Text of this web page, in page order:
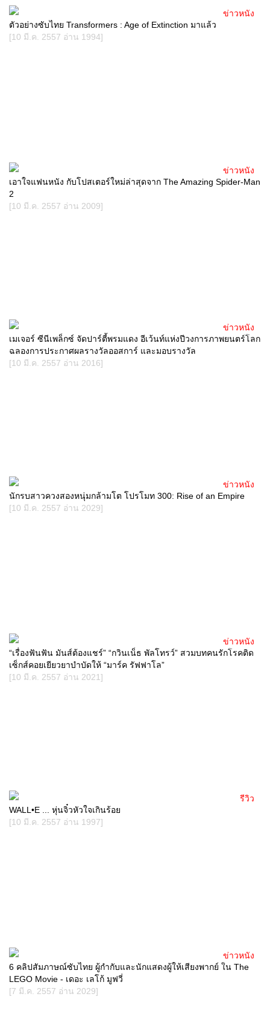
ตัวอย่างซับไทย Transformers : Age of Extinction มาแล้ว
[10 มี.ค. 2557 อ่าน 1994]
ข่าวหนัง
เอาใจแฟนหนัง กับโปสเตอร์ใหม่ล่าสุดจาก The Amazing Spider-Man
2
[10 มี.ค. 2557 อ่าน 2009]
ข่าวหนัง
เมเจอร์ ซีนีเพล็กซ์ จัดปาร์ตี้พรมแดง อีเว้นท์แห่งปีวงการภาพยนตร์โลก
ฉลองการประกาศผลรางวัลออสการ์ และมอบรางวัล
[10 มี.ค. 2557 อ่าน 2016]
ข่าวหนัง
นักรบสาวควงสองหนุ่มกล้ามโต โปรโมท 300: Rise of an Empire
[10 มี.ค. 2557 อ่าน 2029]
ข่าวหนัง
“เรื่องฟันฟัน มันส์ต้องแชร์” “กวินเน็ธ พัลโทรว์” สวมบทคนรักโรคติด
เซ็กส์คอยเยียวยาบำบัดให้ “มาร์ค รัฟฟาโล”
[10 มี.ค. 2557 อ่าน 2021]
ข่าวหนัง
WALL•E ... หุ่นจิ๋วหัวใจเกินร้อย
[10 มี.ค. 2557 อ่าน 1997]
รีวิว
6 คลิปสัมภาษณ์ซับไทย ผู้กำกับและนักแสดงผู้ให้เสียงพากย์ ใน The
LEGO Movie - เดอะ เลโก้ มูฟวี่
[7 มี.ค. 2557 อ่าน 2029]
ข่าวหนัง